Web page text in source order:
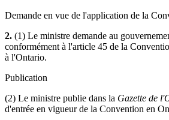
Demande en vue de l'application de la
2. (1) Le ministre demande au
conformément à l'article 45 de la
à l'Ontario.
Publication
(2) Le ministre publie dans la Gazette de
d'entrée en vigueur de la Convention en